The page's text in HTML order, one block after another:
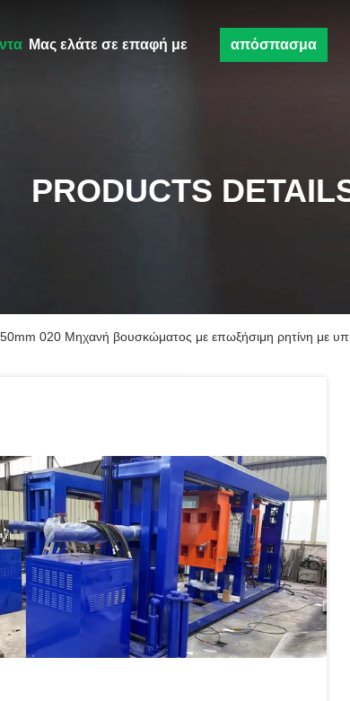
Μας ελάτε σε επαφή με απόσπασμα
PRODUCTS
020 Μηχανή βουσκώματος με επωξήσιμη ρητίνη με